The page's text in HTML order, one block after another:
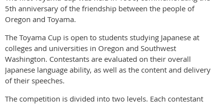
5th anniversary of the friendship between the people of
Oregon and Toyama.
The Toyama Cup is open to students studying Japanese at
colleges and universities in Oregon and Southwest
Washington. Contestants are evaluated on their overall
Japanese language ability, as well as the content and delivery
of their speeches.
The competition is divided into two levels. Each contestant